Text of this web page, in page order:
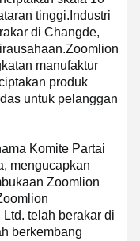
tinggi. Industri
di Changde,
manufaktur
produk
untuk pelanggan
Komite Partai
mengucapkan
Zoomlion
telah berakar di
berkembang